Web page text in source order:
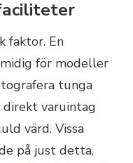
faktor. En
för modeller
tunga
varuintag
värd. Vissa
på just detta,